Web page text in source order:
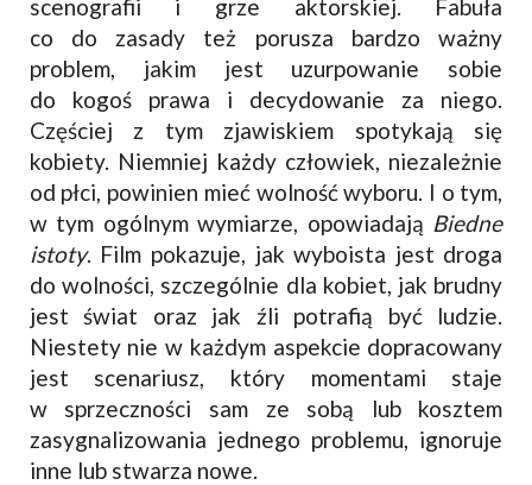
scenografii i grze aktorskiej. Fabuła
co do zasady też porusza bardzo ważny
problem, jakim jest uzurpowanie sobie
do kogoś prawa i decydowanie za niego.
Częściej z tym zjawiskiem spotykają się
kobiety. Niemniej każdy człowiek, niezależnie
od płci, powinien mieć wolność wyboru. I o tym,
w tym ogólnym wymiarze, opowiadają Biedne
istoty. Film pokazuje, jak wyboista jest droga
do wolności, szczególnie dla kobiet, jak brudny
jest świat oraz jak źli potrafią być ludzie.
Niestety nie w każdym aspekcie dopracowany
jest scenariusz, który momentami staje
w sprzeczności sam ze sobą lub kosztem
zasygnalizowania jednego problemu, ignoruje
inne lub stwarza nowe.